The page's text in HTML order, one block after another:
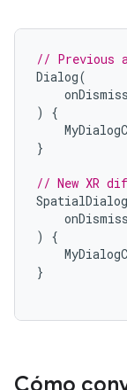
// Previous
Dialog(
)
{
}
// New XR
SpatialDialog
)
{
}
Cómo